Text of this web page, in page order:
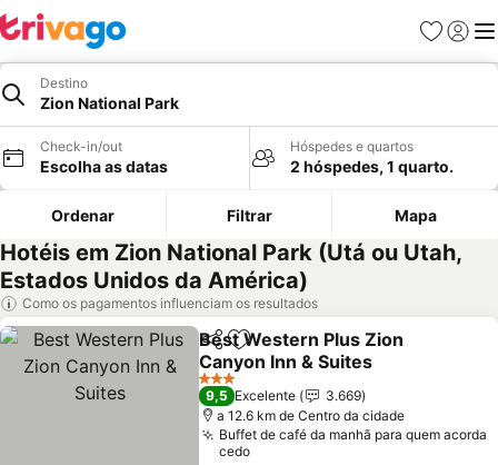
Favoritos
Iniciar
Destino
Zion National Park
Check-in/out
Escolha as datas
Hóspedes e quartos
2 hóspedes, 1 quarto.
Ordenar Filtrar Mapa
Hotéis em Zion National Park (Utá ou Utah,
Estados Unidos da América)
Como os pagamentos influenciam os resultados
PartilharAdicionar aos favoritos
Best Western Plus Zion
Canyon Inn & Suites
Ver preços
3 Estrelas
9,5 Excelente
3.669
a 12.6 km de Centro da cidade
Buffet de café da manhã para quem acorda
cedo